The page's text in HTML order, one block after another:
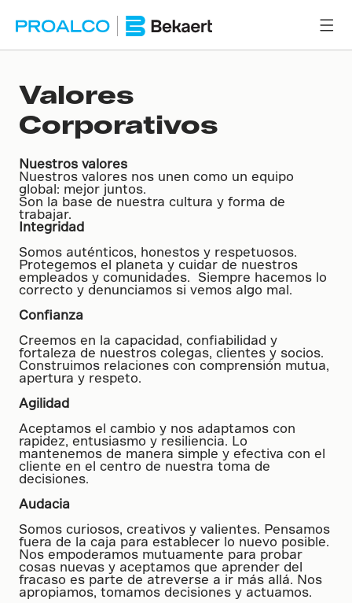
Valores
Corporativos
Nuestros valores
Nuestros valores nos unen como un equipo
global: mejor juntos.
Son la base de nuestra cultura y forma de
trabajar.
Integridad
Somos auténticos, honestos y respetuosos.
Protegemos el planeta y cuidar de nuestros
empleados y comunidades. Siempre hacemos lo
correcto y denunciamos si vemos algo mal.
Confianza
Creemos en la capacidad, confiabilidad y
fortaleza de nuestros colegas, clientes y socios.
Construimos relaciones con comprensión mutua,
apertura y respeto.
Agilidad
Aceptamos el cambio y nos adaptamos con
rapidez, entusiasmo y resiliencia. Lo
mantenemos de manera simple y efectiva con el
cliente en el centro de nuestra toma de
decisiones.
Audacia
Somos curiosos, creativos y valientes. Pensamos
fuera de la caja para establecer lo nuevo posible.
Nos empoderamos mutuamente para probar
cosas nuevas y aceptamos que aprender del
fracaso es parte de atreverse a ir más allá. Nos
apropiamos, tomamos decisiones y actuamos.